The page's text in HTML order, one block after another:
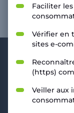
RESSOURCES
Politique de
Faciliter
Vérifier en
sites e-
(https)
Veiller aux